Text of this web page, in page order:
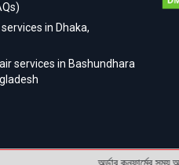
in Dhaka,
services in Bashundhara